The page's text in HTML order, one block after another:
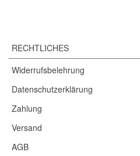
RECHTLICHES
Widerrufsbelehrung
Datenschutzerklärung
Zahlung
Versand
AGB